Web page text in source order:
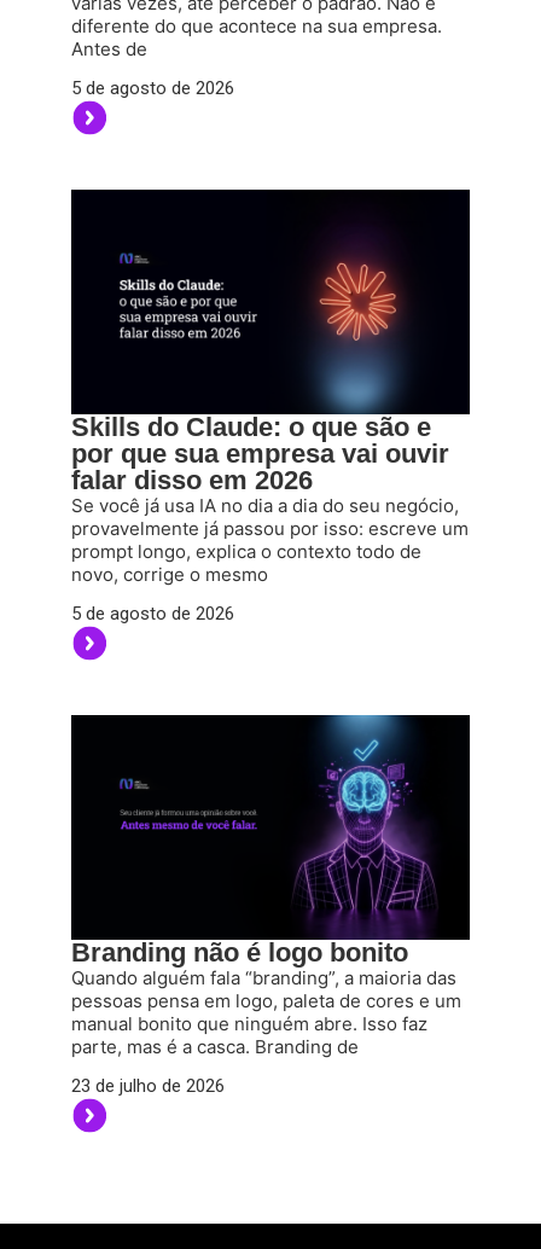
diferente do que acontece na sua empresa.
Antes de
5 de agosto de 2026
Skills do Claude: o que são e
por que sua empresa vai ouvir
falar disso em 2026
Se você já usa IA no dia a dia do seu negócio,
provavelmente já passou por isso: escreve um
prompt longo, explica o contexto todo de
novo, corrige o mesmo
5 de agosto de 2026
Branding não é logo bonito
Quando alguém fala “branding”, a maioria das
pessoas pensa em logo, paleta de cores e um
manual bonito que ninguém abre. Isso faz
parte, mas é a casca. Branding de
23 de julho de 2026